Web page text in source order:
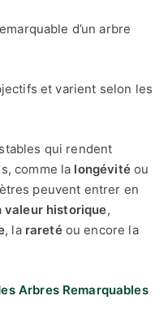
d’un arbre
et varient selon les
qui rendent
comme la longévitéou
peuvent entrer en
valeur historique,
, la raretéou encore la
Arbres Remarquables